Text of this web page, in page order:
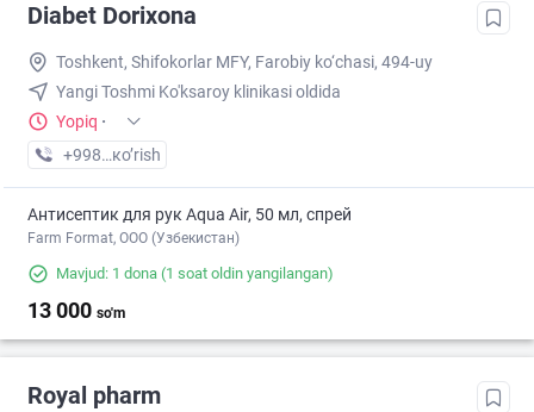
Diabet Dorixona
Toshkent, Shifokorlar MFY, Farobiy ko‘chasi, 494-uy
Yangi Toshmi Ko'ksaroy klinikasi oldida
Yopiq ·
+998 (55) XXX-XX-XX
кo’rish
Антисептик для рук Aqua Air, 50 мл, спрей
Farm Format, OOO (Узбекистан)
Mavjud: 1 dona (1 soat oldin yangilangan)
13 000 so'm
Royal pharm